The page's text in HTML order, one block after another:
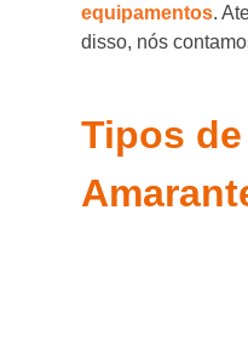
equipamentos.
disso, nós
Tipos